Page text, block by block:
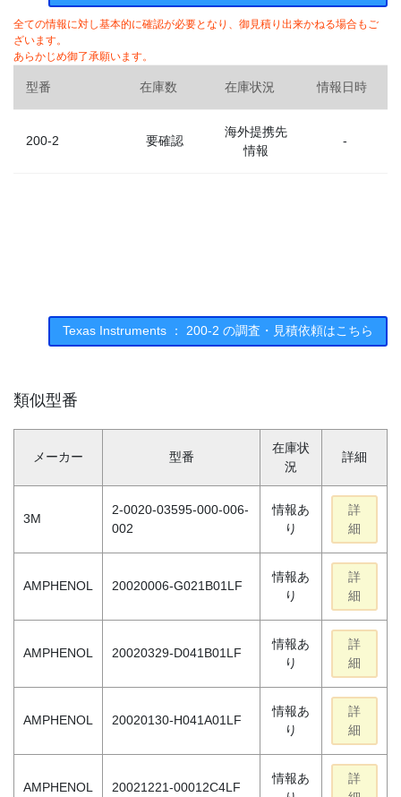
全ての情報に対し基本的に確認が必要となり、御見積り出来かねる場合もご
ざいます。
あらかじめ御了承願います。
型番 在庫数 在庫状況 情報日時
200-2 要確認
海外提携先
情報
-
Texas Instruments ： 200-2 の調査・見積依頼はこちら
類似型番
メーカー 型番
在庫状
況
詳細
3M
2-0020-03595-000-006-
002
情報あ
り
詳
細
AMPHENOL 20020006-G021B01LF
情報あ
り
詳
細
AMPHENOL 20020329-D041B01LF
情報あ
り
詳
細
AMPHENOL 20020130-H041A01LF
情報あ
り
詳
細
AMPHENOL 20021221-00012C4LF
情報あ
詳